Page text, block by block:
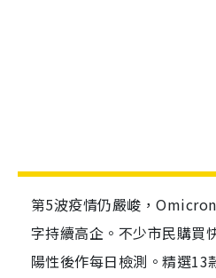
第5波疫情仍嚴峻，
字持續高企。不少市民購買
陽性後作每日檢測。精選13